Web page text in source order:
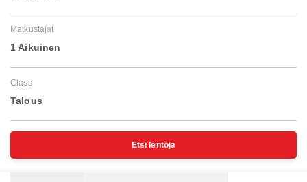
Matkustajat
1 Aikuinen
Class
Talous
Etsi lentoja